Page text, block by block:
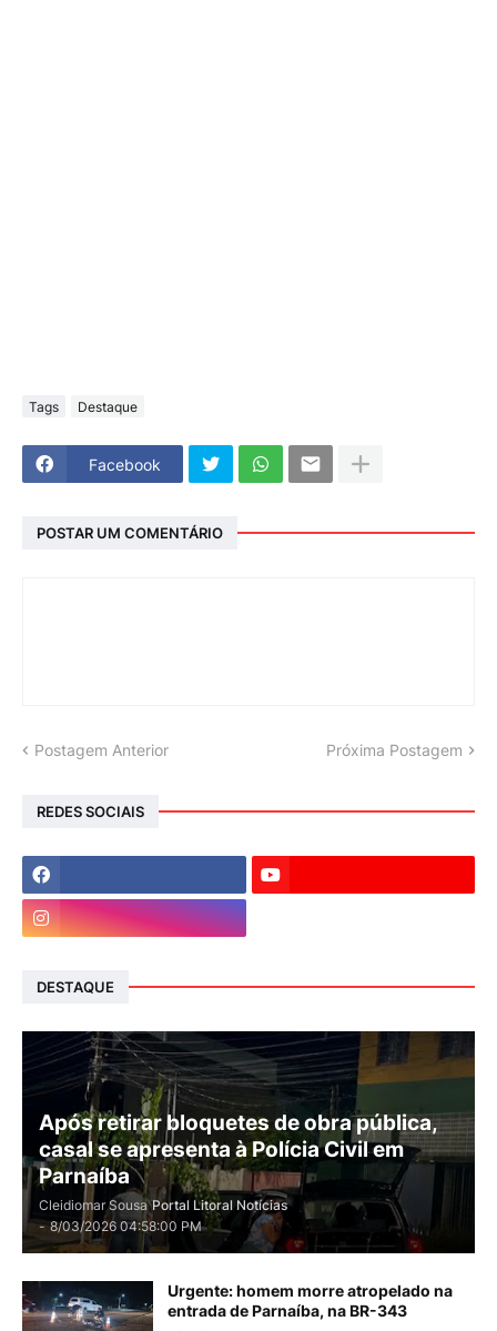
Tags Destaque
Facebook
POSTAR UM COMENTÁRIO
Postagem Anterior Próxima Postagem
REDES SOCIAIS
DESTAQUE
Após retirar bloquetes de obra pública,
casal se apresenta à Polícia Civil em
Parnaíba
Cleidiomar Sousa Portal Litoral Notícias
- 8/03/2026 04:58:00 PM
Urgente: homem morre atropelado na
entrada de Parnaíba, na BR-343